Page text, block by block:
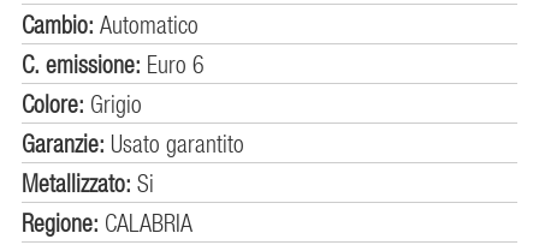
Cambio: Automatico
C. emissione: Euro 6
Colore: Grigio
Garanzie: Usato garantito
Metallizzato: Si
Regione: CALABRIA